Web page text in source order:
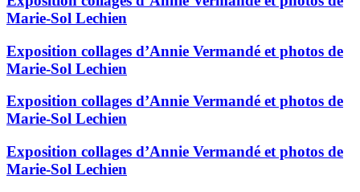
Marie-Sol Lechien
Exposition collages d’Annie Vermandé et photos de
Marie-Sol Lechien
Exposition collages d’Annie Vermandé et photos de
Marie-Sol Lechien
Exposition collages d’Annie Vermandé et photos de
Marie-Sol Lechien